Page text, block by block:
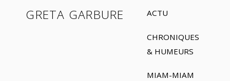
GRETA GARBURE ACTU
CHRONIQUES
& HUMEURS
MIAM-MIAM